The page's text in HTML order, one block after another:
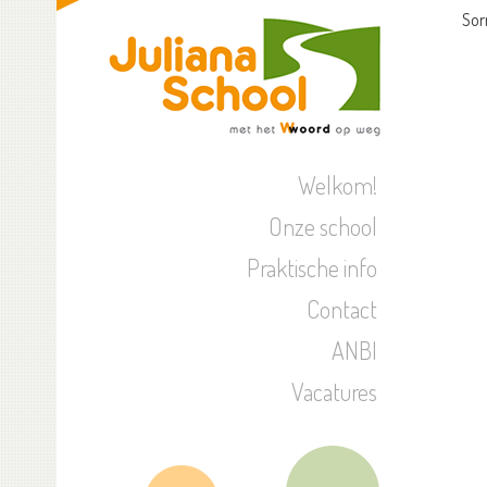
Welkom!
Onze school
Praktische info
Contact
ANBI
Vacatures